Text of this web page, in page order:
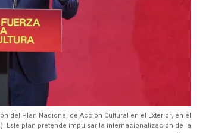
del Plan Nacional de Acción Cultural en el Exterior, en el
Este plan pretende impulsar la internacionalización de la